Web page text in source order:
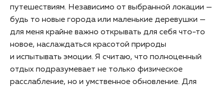
путешествиям. Независимо от выбранной локации —
будь то новые города или маленькие деревушки —
для меня крайне важно открывать для себя что-то
новое, наслаждаться красотой природы
и испытывать эмоции. Я считаю, что полноценный
отдых подразумевает не только физическое
расслабление, но и умственное обновление. Для